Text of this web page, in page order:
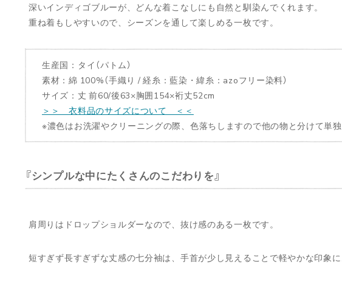
深いインディゴブルーが、どんな着こなしにも自然と馴染んでくれます。
重ね着もしやすいので、シーズンを通して楽しめる一枚です。
生産国：タイ（パトム）
素材：綿 100%（手織り / 経糸：藍染・緯糸：azoフリー染料）
サイズ：丈 前60/後63×胸囲154×裄丈52cm
＞＞ 衣料品のサイズについて ＜＜
※濃色はお洗濯やクリーニングの際、色落ちしますので他の物と分けて単独
シンプルな中にたくさんのこだわりを
肩周りはドロップショルダーなので、抜け感のある一枚です。
短すぎず長すぎずな丈感の七分袖は、手首が少し見えることで軽やかな印象に